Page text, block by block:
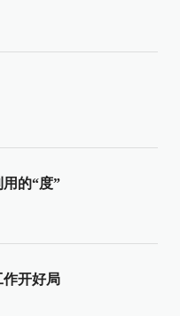
的“度”
作开好局